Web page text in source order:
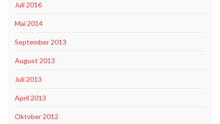
Juli 2016
Mai 2014
September 2013
August 2013
Juli 2013
April 2013
Oktober 2012